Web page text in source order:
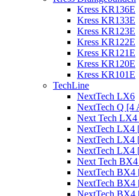
Kress KR136E
Kress KR133E
Kress KR123E
Kress KR122E
Kress KR121E
Kress KR120E
Kress KR101E
TechLine
NextTech LX6
NextTech Q [4
Next Tech
NextTech LX4
NextTech LX4
NextTech LX4
Next Tech
NextTech BX4
NextTech BX4
NextTech BX4